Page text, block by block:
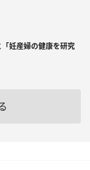
「妊産婦の健康を研究